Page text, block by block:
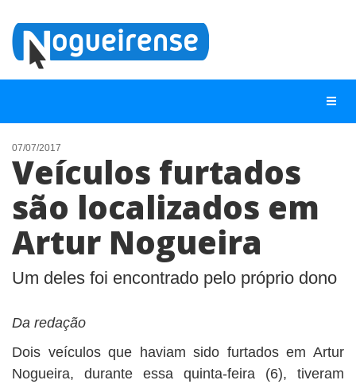
NOTÍCIAS
LISTA DIGITAL
TELEFONES ÚTEIS
ANUNCIE
BUSCAR
07/07/2017
Veículos furtados
são localizados em
Artur Nogueira
Um deles foi encontrado pelo próprio dono
Da redação
Dois veículos que haviam sido furtados em Artur
Nogueira, durante essa quinta-feira (6), tiveram